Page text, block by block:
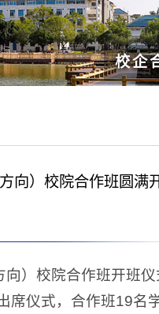
校企
向）校院合作班圆满
）校院合作班开班仪
席仪式，合作班19名